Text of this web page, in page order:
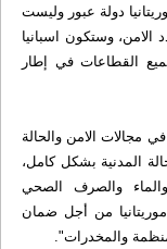
دولة عبور وليست
الامن، وستكون اسبانيا
القطاعات في إطار
مجالات الامن والحالة
المدنية بشكل كامل،
والصرف الصحي
من أجل ضمان
والمخدرات".